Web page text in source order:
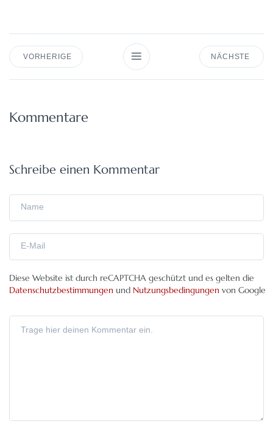
VORHERIGE NÄCHSTE
Kommentare
Schreibe einen Kommentar
Diese Website ist durch reCAPTCHA geschützt und es gelten die
Datenschutzbestimmungen und Nutzungsbedingungen von Google